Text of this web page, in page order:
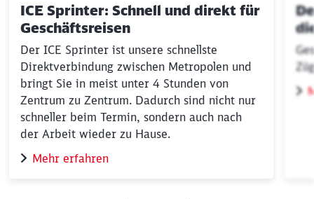
ICE Sprinter: Schnell und direkt für
Geschäftsreisen
Der ICE Sprinter ist unsere schnellste
Direktverbindung zwischen Metropolen und
bringt Sie in meist unter 4 Stunden von
Zentrum zu Zentrum. Dadurch sind nicht nur
schneller beim Termin, sondern auch nach
der Arbeit wieder zu Hause.
Mehr erfahren